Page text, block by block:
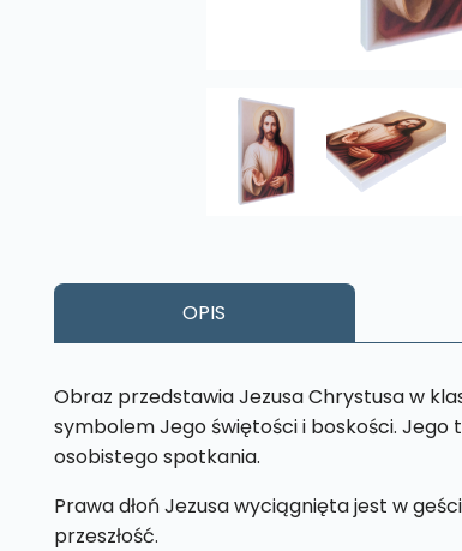
OPIS
Obraz przedstawia Jezusa Chrystusa w
symbolem Jego świętości i boskości. Jego
osobistego spotkania.
Prawa dłoń Jezusa wyciągnięta jest w
przeszłość.